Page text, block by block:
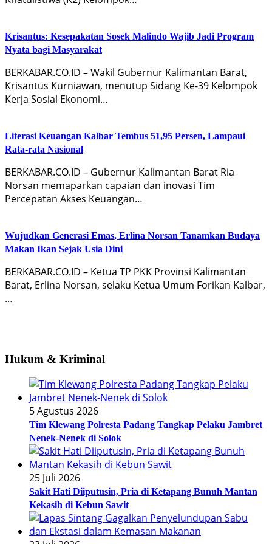
Krisantus: Kesepakatan Sosek Malindo Wajib Jadi Program
Nyata bagi Masyarakat
BERKABAR.CO.ID – Wakil Gubernur Kalimantan Barat,
Krisantus Kurniawan, menutup Sidang Ke-39 Kelompok
Kerja Sosial Ekonomi…
Literasi Keuangan Kalbar Tembus 51,95 Persen, Lampaui
Rata-rata Nasional
BERKABAR.CO.ID – Gubernur Kalimantan Barat Ria
Norsan memaparkan capaian dan inovasi Tim
Percepatan Akses Keuangan…
Wujudkan Generasi Emas, Erlina Norsan Tanamkan Budaya
Makan Ikan Sejak Usia Dini
BERKABAR.CO.ID – Ketua TP PKK Provinsi Kalimantan
Barat, Erlina Norsan, selaku Ketua Umum Forikan Kalbar,
…
Hukum & Kriminal
5 Agustus 2026
Tim Klewang Polresta Padang Tangkap Pelaku Jambret
Nenek-Nenek di Solok
25 Juli 2026
Sakit Hati Diiputusin, Pria di Ketapang Bunuh Mantan
Kekasih di Kebun Sawit